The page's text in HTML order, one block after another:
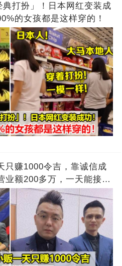
打扮」！日本网红变装成
的女孩都是这样穿的！
只赚1000令吉，靠诚信成
业额200多万，一天能接上